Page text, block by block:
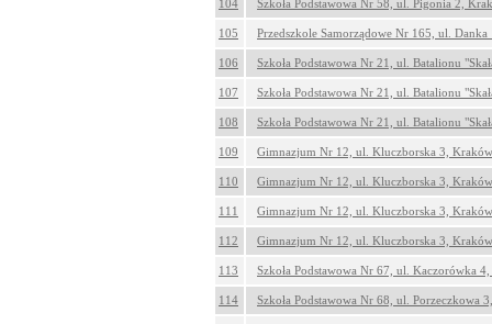
104 Szkoła Podstawowa Nr 58, ul. Pigonia 2,
105 Przedszkole Samorządowe Nr 165, ul.
106 Szkoła Podstawowa Nr 21, ul. Batalionu
107 Szkoła Podstawowa Nr 21, ul. Batalionu
108 Szkoła Podstawowa Nr 21, ul. Batalionu
109 Gimnazjum Nr 12, ul. Kluczborska 3, Kraków
110 Gimnazjum Nr 12, ul. Kluczborska 3, Kraków
111 Gimnazjum Nr 12, ul. Kluczborska 3, Kraków
112 Gimnazjum Nr 12, ul. Kluczborska 3, Kraków
113 Szkoła Podstawowa Nr 67, ul. Kaczorówka
114 Szkoła Podstawowa Nr 68, ul. Porzeczkowa